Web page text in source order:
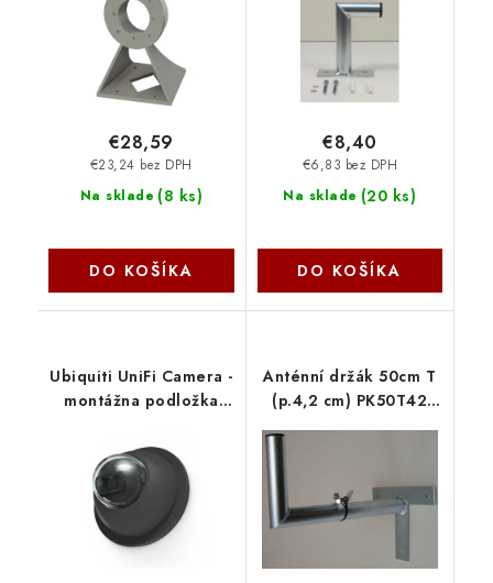
Na sklade (8 ks)
€23,24 bez DPH
€28,59
DO KOŠÍKA
Na sklade (20 ks)
€6,83 bez DPH
€8,40
DO KOŠÍKA
Ubiquiti UniFi Camera -
montážna podložka
UACC-GB-Plate-B
Anténní držák 50cm T
(p.4,2 cm) PK50T42